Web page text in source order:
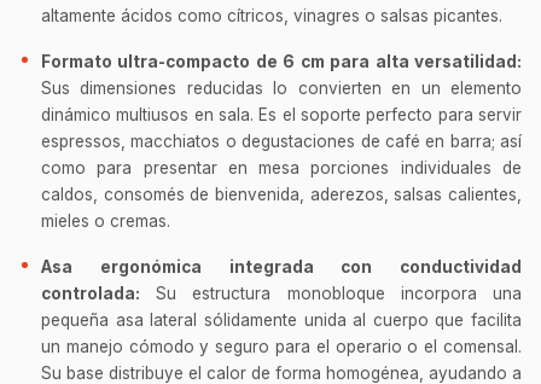
altamente ácidos como cítricos, vinagres o salsas picantes.
Formato ultra-compacto de 6 cm para alta versatilidad:
Sus dimensiones reducidas lo convierten en un elemento
dinámico multiusos en sala. Es el soporte perfecto para servir
espressos, macchiatos o degustaciones de café en barra; así
como para presentar en mesa porciones individuales de
caldos, consomés de bienvenida, aderezos, salsas calientes,
mieles o cremas.
Asa ergonómica integrada con conductividad
controlada: Su estructura monobloque incorpora una
pequeña asa lateral sólidamente unida al cuerpo que facilita
un manejo cómodo y seguro para el operario o el comensal.
Su base distribuye el calor de forma homogénea, ayudando a